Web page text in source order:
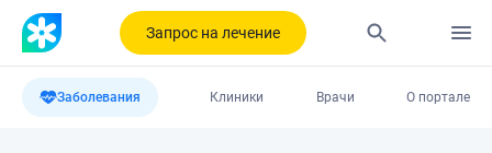
Запрос на лечение
Заболевания Клиники Врачи О портале